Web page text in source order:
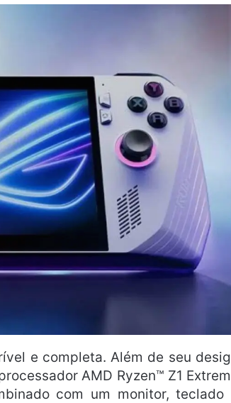
e completa. Além de seu
AMD Ryzen™ Z1
com um monitor, teclado